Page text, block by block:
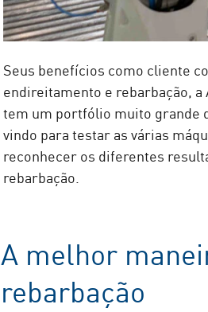
Seus benefícios como cliente
endireitamento e rebarbação, a
tem um portfólio muito grande
vindo para testar as várias
reconhecer os diferentes
rebarbação.
A melhor
rebarbação